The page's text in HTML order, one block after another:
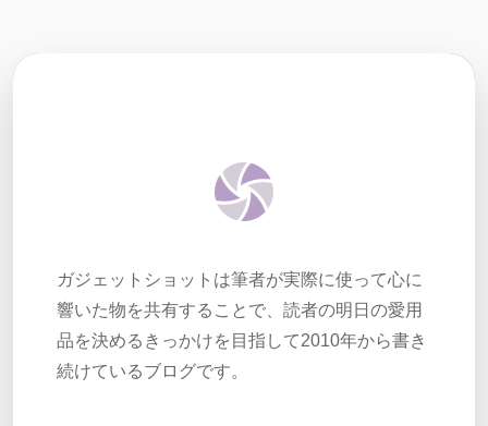
ガジェットショットは筆者が実際に使って心に
響いた物を共有することで、読者の明日の愛用
品を決めるきっかけを目指して2010年から書き
続けているブログです。